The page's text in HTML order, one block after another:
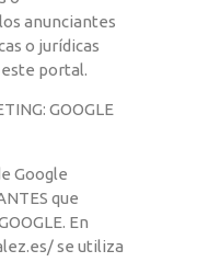
anunciantes
o jurídicas
portal.
GOOGLE
Google
que
En
se utiliza